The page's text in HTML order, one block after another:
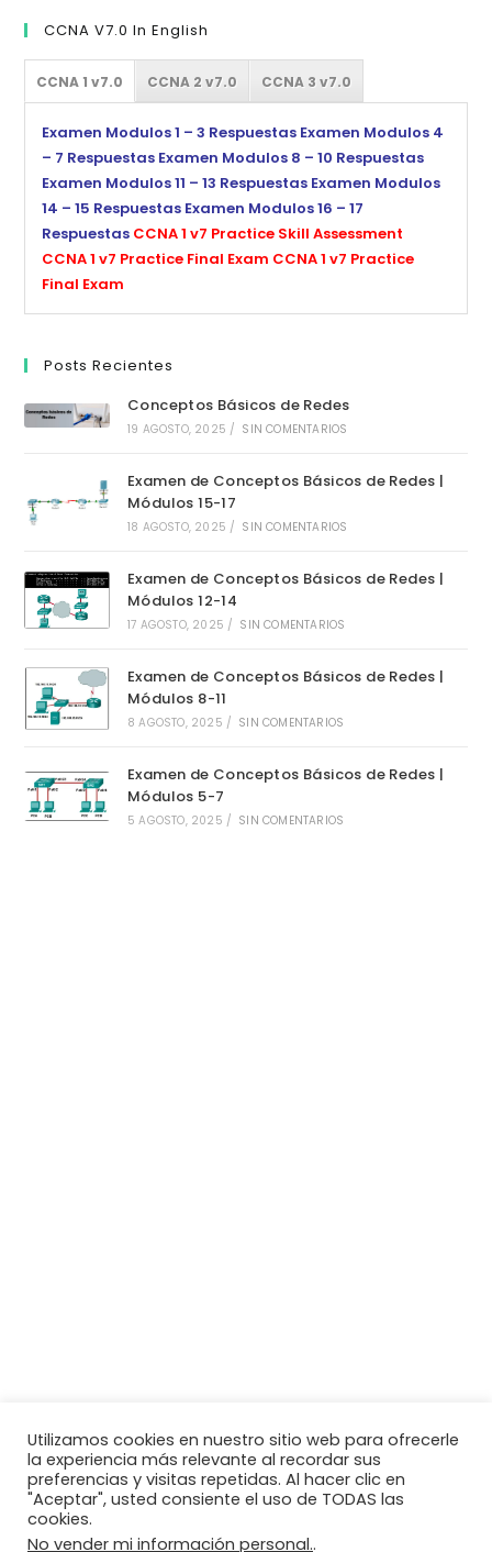
CCNA V7.0 In English
CCNA 1 v7.0 CCNA 2 v7.0 CCNA 3 v7.0
Examen Modulos 1 – 3 Respuestas Examen Modulos 4
– 7 Respuestas Examen Modulos 8 – 10 Respuestas
Examen Modulos 11 – 13 Respuestas Examen Modulos
14 – 15 Respuestas Examen Modulos 16 – 17
Respuestas CCNA 1 v7 Practice Skill Assessment
CCNA 1 v7 Practice Final Exam CCNA 1 v7 Practice
Final Exam
Posts Recientes
Conceptos Básicos de Redes
19 AGOSTO, 2025 / SIN COMENTARIOS
Examen de Conceptos Básicos de Redes |
Módulos 15-17
18 AGOSTO, 2025 / SIN COMENTARIOS
Examen de Conceptos Básicos de Redes |
Módulos 12-14
17 AGOSTO, 2025 / SIN COMENTARIOS
Examen de Conceptos Básicos de Redes |
Módulos 8-11
8 AGOSTO, 2025 / SIN COMENTARIOS
Examen de Conceptos Básicos de Redes |
Módulos 5-7
5 AGOSTO, 2025 / SIN COMENTARIOS
Utilizamos cookies en nuestro sitio web para ofrecerle
la experiencia más relevante al recordar sus
preferencias y visitas repetidas. Al hacer clic en
"Aceptar", usted consiente el uso de TODAS las
cookies.
No vender mi información personal..